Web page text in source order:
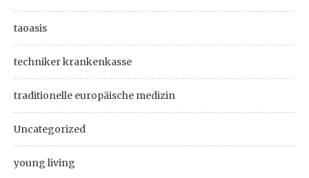
taoasis
techniker krankenkasse
traditionelle europäische medizin
Uncategorized
young living